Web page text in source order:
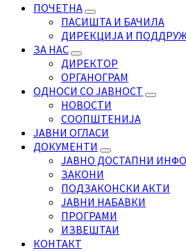
ПОЧЕТНА
ПАСИШТА И БАЧИЛА
ДИРЕКЦИЈА И
ЗА НАС
ДИРЕКТОР
ОРГАНОГРАМ
ОДНОСИ СО ЈАВНОСТ
НОВОСТИ
СООПШТЕНИЈА
ЈАВНИ ОГЛАСИ
ДОКУМЕНТИ
ЈАВНО ДОСТАПНИ
ЗАКОНИ
ПОДЗАКОНСКИ АКТИ
ЈАВНИ НАБАВКИ
ПРОГРАМИ
ИЗВЕШТАИ
КОНТАКТ